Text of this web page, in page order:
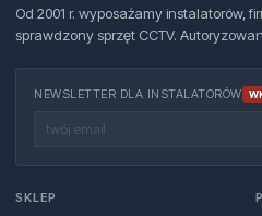
Od 2001 r. wyposażamy instalatorów,
sprawdzony sprzęt CCTV.
NEWSLETTER DLA INSTALATORÓW
SKLEP